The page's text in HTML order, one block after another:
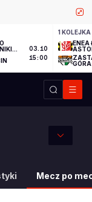
03.10
15:00
1 KOLEJKA
ENEA
GÓRA
Mecz po